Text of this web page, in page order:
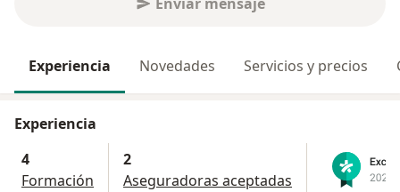
Experiencia Novedades Servicios y precios
Experiencia
4
Formación
2
Aseguradoras aceptadas